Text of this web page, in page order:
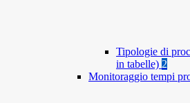
Tipologie di
in tabelle) 2
Monitoraggio tempi